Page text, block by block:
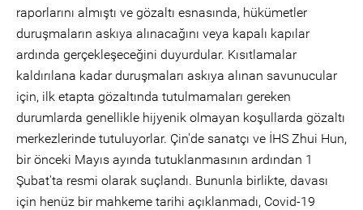
raporlarını almıştı ve gözaltı esnasında, hükümetler
duruşmaların askıya alınacağını veya kapalı kapılar
ardında gerçekleşeceğini duyurdular. Kısıtlamalar
kaldırılana kadar duruşmaları askıya alınan savunucular
için, ilk etapta gözaltında tutulmamaları gereken
durumlarda genellikle hijyenik olmayan koşullarda gözaltı
merkezlerinde tutuluyorlar. Çin'de sanatçı ve İHS Zhui Hun,
bir önceki Mayıs ayında tutuklanmasının ardından 1
Şubat'ta resmi olarak suçlandı. Bununla birlikte, davası
için henüz bir mahkeme tarihi açıklanmadı, Covid-19